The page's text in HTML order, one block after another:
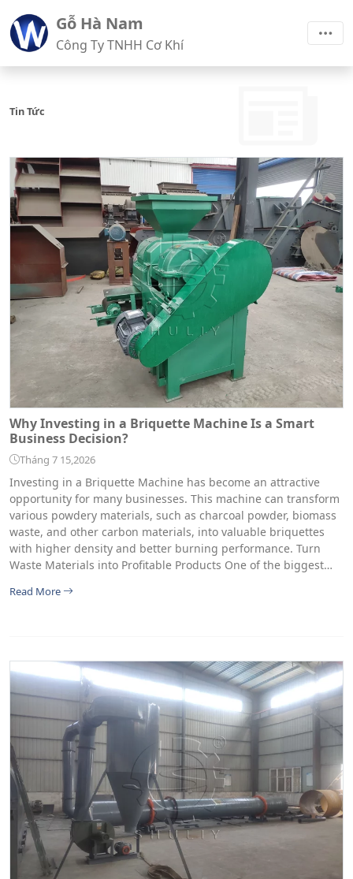
Gỗ Hà Nam
Công Ty TNHH Cơ Khí
Tin Tức
Why Investing in a Briquette Machine Is a Smart
Business Decision?
Tháng 7 15,2026
Investing in a Briquette Machine has become an attractive
opportunity for many businesses. This machine can transform
various powdery materials, such as charcoal powder, biomass
waste, and other carbon materials, into valuable briquettes
with higher density and better burning performance. Turn
Waste Materials into Profitable Products One of the biggest…
Read More